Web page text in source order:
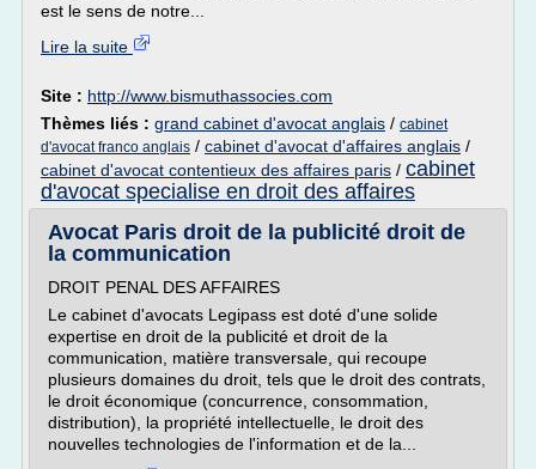
est le sens de notre...
Lire la suite
Site : http://www.bismuthassocies.com
Thèmes liés : grand cabinet d'avocat anglais / cabinet
d'avocat franco anglais / cabinet d'avocat d'affaires anglais /
cabinet d'avocat contentieux des affaires paris / cabinet
d'avocat specialise en droit des affaires
Avocat Paris droit de la publicité droit de
la communication
DROIT PENAL DES AFFAIRES
Le cabinet d'avocats Legipass est doté d'une solide
expertise en droit de la publicité et droit de la
communication, matière transversale, qui recoupe
plusieurs domaines du droit, tels que le droit des contrats,
le droit économique (concurrence, consommation,
distribution), la propriété intellectuelle, le droit des
nouvelles technologies de l'information et de la...